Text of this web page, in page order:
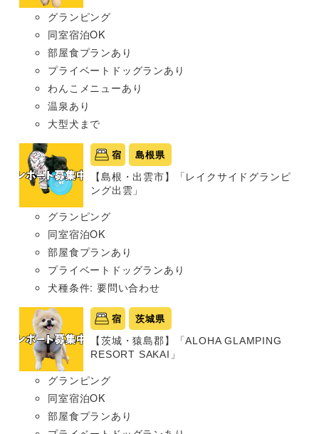
グランピング
同室宿泊OK
部屋食プランあり
プライベートドッグランあり
わんこメニューあり
温泉あり
大型犬まで
宿 島根県
【島根・出雲市】「レイクサイドグランピ
ング出雲」
グランピング
同室宿泊OK
部屋食プランあり
プライベートドッグランあり
犬種条件: 要問い合わせ
宿 茨城県
【茨城・猿島郡】「ALOHA GLAMPING
RESORT SAKAI」
グランピング
同室宿泊OK
部屋食プランあり